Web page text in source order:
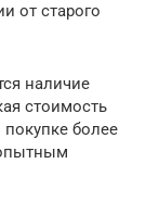
от старого
наличие
стоимость
более